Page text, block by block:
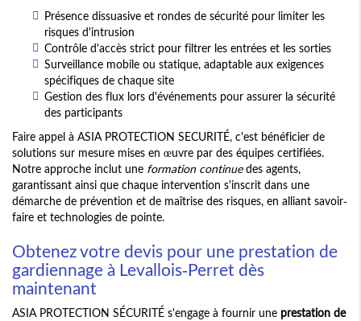
Présence dissuasive et rondes de sécurité pour limiter les
risques d'intrusion
Contrôle d'accès strict pour filtrer les entrées et les sorties
Surveillance mobile ou statique, adaptable aux exigences
spécifiques de chaque site
Gestion des flux lors d'événements pour assurer la sécurité
des participants
Faire appel à ASIA PROTECTION SECURITÉ, c'est bénéficier de
solutions sur mesure mises en œuvre par des équipes certifiées.
Notre approche inclut une formation continuedes agents,
garantissant ainsi que chaque intervention s'inscrit dans une
démarche de prévention et de maîtrise des risques, en alliant savoir-
faire et technologies de pointe.
Obtenez votre devis pour une prestation de
gardiennage à Levallois-Perret dès
maintenant
ASIA PROTECTION SÉCURITÉ s'engage à fournir une prestation de